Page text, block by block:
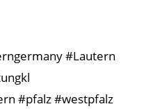
#Lautern
#pfalz #westpfalz